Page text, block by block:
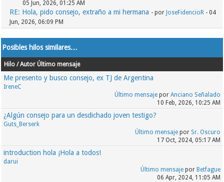
05 Jun, 2026, 01:25 AM
RE: Hola, pido consejo, extraño a mi hermana - por JoseFidencioR - 04
Jun, 2026, 06:09 PM
Posibles hilos similares…
Hilo / Autor Último mensaje
Me presento y busco consejo, ex TJ de Argentina
IreneC
Último mensajepor Anciano Señalado
10 Feb, 2026, 10:25 AM
¿Algún consejo para un desdichado joven testigo?
Guts_Berserk
Último mensajepor Sr. Oscuro
17 Oct, 2024, 05:17 AM
introduction hola ¡Hola a todos!
darui
Último mensajepor Betfague
06 Apr, 2024, 11:05 AM